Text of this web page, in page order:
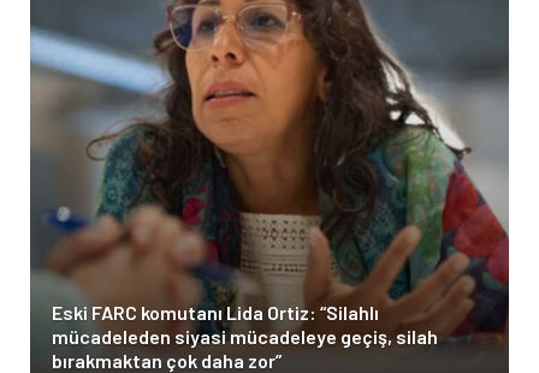
Eski FARC komutanı Lida Ortiz: “Silahlı
mücadeleden siyasi mücadeleye geçiş, silah
bırakmaktan çok daha zor”